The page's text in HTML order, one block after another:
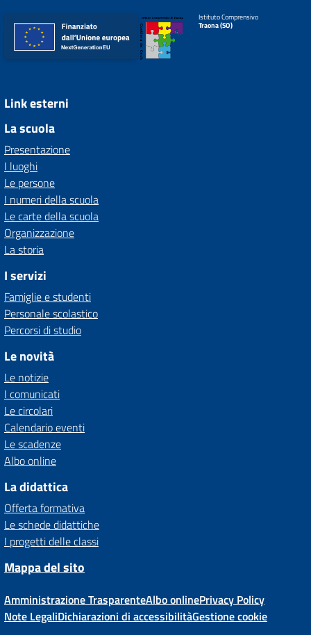
Istituto Comprensivo
Traona (SO)
Link esterni
La scuola
Presentazione
I luoghi
Le persone
I numeri della scuola
Le carte della scuola
Organizzazione
La storia
I servizi
Famiglie e studenti
Personale scolastico
Percorsi di studio
Le novità
Le notizie
I comunicati
Le circolari
Calendario eventi
Le scadenze
Albo online
La didattica
Offerta formativa
Le schede didattiche
I progetti delle classi
Mappa del sito
Amministrazione TrasparenteAlbo onlinePrivacy Policy
Note LegaliDichiarazioni di accessibilitàGestione cookie